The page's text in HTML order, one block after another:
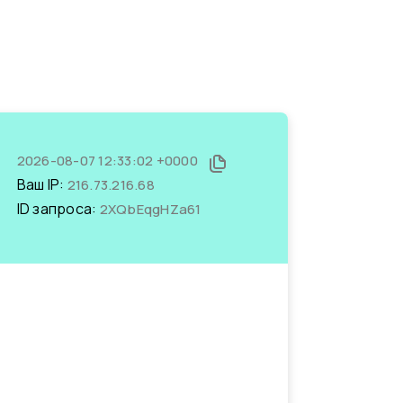
2026-08-07 12:33:02 +0000
Ваш IP: 216.73.216.68
ID запроса: 2XQbEqgHZa61